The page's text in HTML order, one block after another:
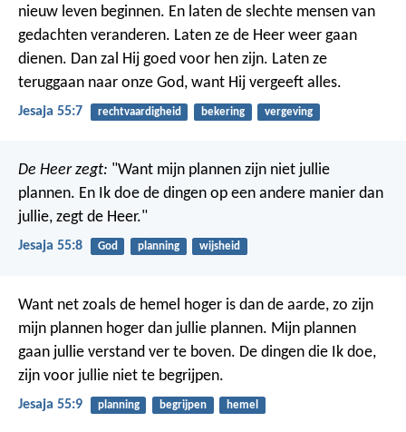
nieuw leven beginnen. En laten de slechte mensen van
gedachten veranderen. Laten ze de Heer weer gaan
dienen. Dan zal Hij goed voor hen zijn. Laten ze
teruggaan naar onze God, want Hij vergeeft alles.
Jesaja 55:7 rechtvaardigheid bekering vergeving
De Heer zegt: "Want mijn plannen zijn niet jullie
plannen. En Ik doe de dingen op een andere manier dan
jullie, zegt de Heer."
Jesaja 55:8 God planning wijsheid
Want net zoals de hemel hoger is dan de aarde, zo zijn
mijn plannen hoger dan jullie plannen. Mijn plannen
gaan jullie verstand ver te boven. De dingen die Ik doe,
zijn voor jullie niet te begrijpen.
Jesaja 55:9 planning begrijpen hemel